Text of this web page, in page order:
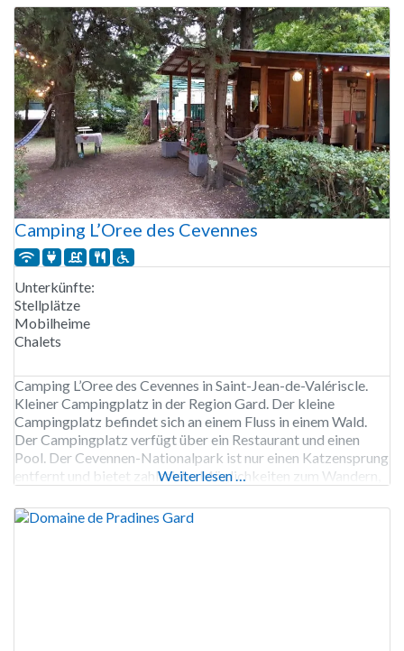
Mietunterkünfte, wie z.B. klimatisierte Mobilheime mit
überdachten Terrassen. Zur Abkühlung
Camping L’Oree des Cevennes
Unterkünfte:
Stellplätze
Mobilheime
Chalets
Camping L’Oree des Cevennes in Saint-Jean-de-Valériscle.
Kleiner Campingplatz in der Region Gard. Der kleine
Campingplatz befindet sich an einem Fluss in einem Wald.
Der Campingplatz verfügt über ein Restaurant und einen
Pool. Der Cevennen-Nationalpark ist nur einen Katzensprung
entfernt und bietet zahlreiche Möglichkeiten zum Wandern,
Campingplatz L’Oree des Cevennes ist von Anfang April bis
Weiterlesen …